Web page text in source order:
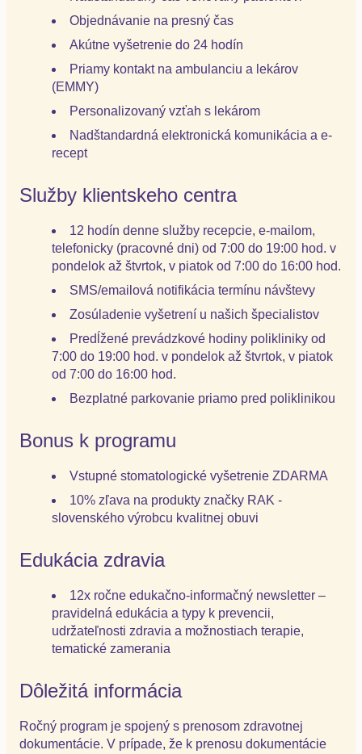
Objednávanie na presný čas
Akútne vyšetrenie do 24 hodín
Priamy kontakt na ambulanciu a lekárov
(EMMY)
Personalizovaný vzťah s lekárom
Nadštandardná elektronická komunikácia a e-
recept
Služby klientskeho centra
12 hodín denne služby recepcie, e-mailom,
telefonicky (pracovné dni) od 7:00 do 19:00 hod. v
pondelok až štvrtok, v piatok od 7:00 do 16:00 hod.
SMS/emailová notifikácia termínu návštevy
Zosúladenie vyšetrení u našich špecialistov
Predĺžené prevádzkové hodiny polikliniky od
7:00 do 19:00 hod. v pondelok až štvrtok, v piatok
od 7:00 do 16:00 hod.
Bezplatné parkovanie priamo pred poliklinikou
Bonus k programu
Vstupné stomatologické vyšetrenie ZDARMA
10% zľava na produkty značky RAK -
slovenského výrobcu kvalitnej obuvi
Edukácia zdravia
12x ročne edukačno-informačný newsletter –
pravidelná edukácia a typy k prevencii,
udržateľnosti zdravia a možnostiach terapie,
tematické zamerania
Dôležitá informácia
Ročný program je spojený s prenosom zdravotnej
dokumentácie. V prípade, že k prenosu dokumentácie